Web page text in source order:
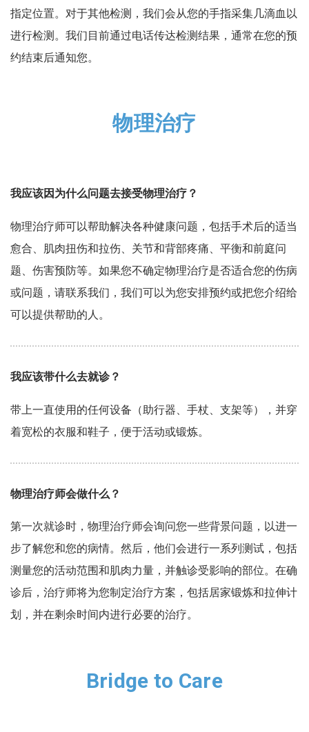
指定位置。对于其他检测，我们会从您的手指采集几滴血以
进行检测。我们目前通过电话传达检测结果，通常在您的预
约结束后通知您。
物理治疗
我应该因为什么问题去接受物理治疗？
物理治疗师可以帮助解决各种健康问题，包括手术后的适当
愈合、肌肉扭伤和拉伤、关节和背部疼痛、平衡和前庭问
题、伤害预防等。如果您不确定物理治疗是否适合您的伤病
或问题，请联系我们，我们可以为您安排预约或把您介绍给
可以提供帮助的人。
我应该带什么去就诊？
带上一直使用的任何设备（助行器、手杖、支架等），并穿
着宽松的衣服和鞋子，便于活动或锻炼。
物理治疗师会做什么？
第一次就诊时，物理治疗师会询问您一些背景问题，以进一
步了解您和您的病情。然后，他们会进行一系列测试，包括
测量您的活动范围和肌肉力量，并触诊受影响的部位。在确
诊后，治疗师将为您制定治疗方案，包括居家锻炼和拉伸计
划，并在剩余时间内进行必要的治疗。
Bridge to Care